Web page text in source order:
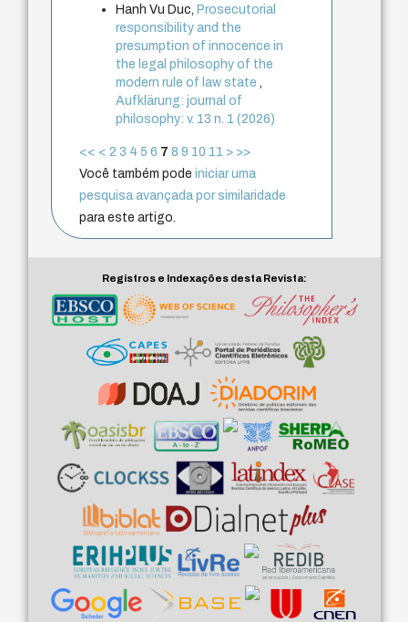
Hanh Vu Duc, Prosecutorial
responsibility and the
presumption of innocence in
the legal philosophy of the
modern rule of law state,
Aufklärung: journal of
philosophy: v. 13 n. 1 (2026)
<< < 2 3 4 5 6 7 8 9 10 11 > >>
Você também podeiniciar uma
pesquisa avançada por similaridade
para este artigo.
Registros e Indexações desta Revista: